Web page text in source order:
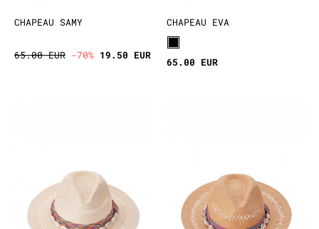
CHAPEAU SAMY
65.00 EUR -70% 19.50 EUR
CHAPEAU EVA
65.00 EUR